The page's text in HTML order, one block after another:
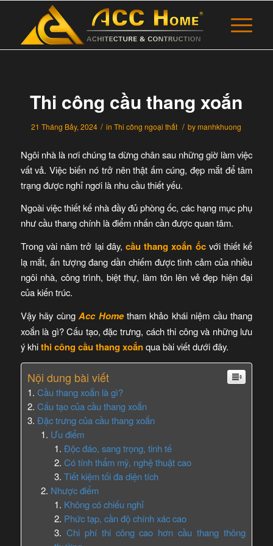
Thi công cầu thang xoắn
21 Tháng Bảy, 2024 / inThi công ngoại thất / bymanhkhuong
Ngôi nhà là nơi chúng ta dừng chân sau những giờ làm việc
vất vả. Việc biến nó trở nên thật ấm cúng, đẹp mắt để tâm
trạng được nghỉ ngơi là nhu cầu thiết yếu.
Ngoài việc thiết kế nhà đầy đủ phòng ốc, các hạng mục phụ
như cầu thang chính là điểm nhấn cần được quan tâm.
Trong vài năm trở lại đây, cầu thang xoắn ốcvới thiết kế
lạ mắt, ấn tượng đang dần chiếm được tình cảm của nhiều
ngôi nhà, công trình, biệt thự, làm tôn lên vẻ đẹp hiện đại
của kiến trúc.
Vậy hãy cùngAcc Hometham khảo khái niệm cầu thang
xoắn là gì? Cấu tạo, đặc trưng, cách thi công và những lưu
ý khithi công cầu thang xoắnqua bài viết dưới đây.
Nội dung bài viết
Cầu thang xoắn là gì?
Cấu tạo của cầu thang xoắn
Đặc trưng của cầu thang xoắn
Ưu điểm
Độc đáo, sang trọng, tinh tế
Có tính thẩm mỹ, nghệ thuật cao
Tiết kiệm tối đa diện tích
Nhược điểm
Không có chiếu nghỉ
Phức tạp, cần độ chính xác cao
Chi phí thi công cao hơn cầu thang thông